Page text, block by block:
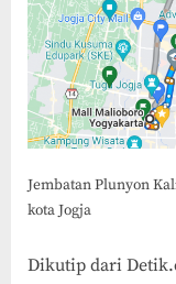
Jembatan Plunyon
kota Jogja
Dikutip dari